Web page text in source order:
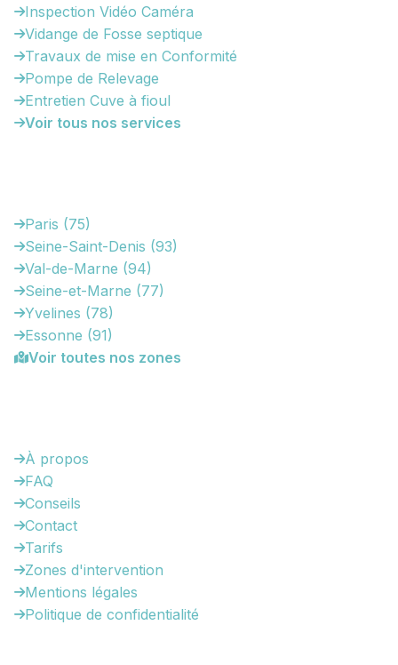
Inspection Vidéo Caméra
Vidange de Fosse septique
Travaux de mise en Conformité
Pompe de Relevage
Entretien Cuve à fioul
Voir tous nos services
Paris (75)
Seine-Saint-Denis (93)
Val-de-Marne (94)
Seine-et-Marne (77)
Yvelines (78)
Essonne (91)
Voir toutes nos zones
À propos
FAQ
Conseils
Contact
Tarifs
Zones d'intervention
Mentions légales
Politique de confidentialité